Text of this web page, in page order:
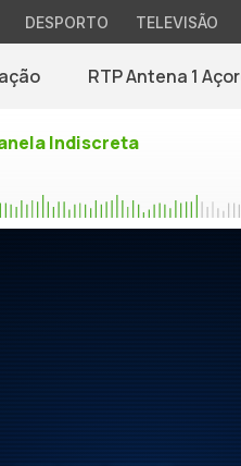
DESPORTO TELEVISÃO
RTP Antena 1
Indiscreta